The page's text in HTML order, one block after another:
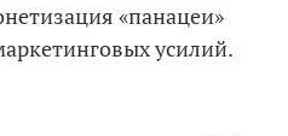
«панацеи»
усилий.